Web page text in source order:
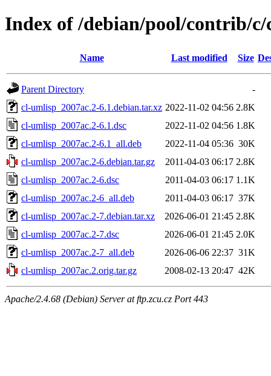
Index of /debian/pool/contrib/
Name Last modified Size
Parent Directory
-
cl-umlisp_2007ac.2-6.1.debian.tar.xz 2022-11-02 04:56 2.8K
cl-umlisp_2007ac.2-6.1.dsc
2022-11-02 04:56 1.8K
cl-umlisp_2007ac.2-6.1_all.deb
2022-11-04 05:36 30K
cl-umlisp_2007ac.2-6.debian.tar.gz
2011-04-03 06:17 2.8K
cl-umlisp_2007ac.2-6.dsc
2011-04-03 06:17 1.1K
cl-umlisp_2007ac.2-6_all.deb
2011-04-03 06:17 37K
cl-umlisp_2007ac.2-7.debian.tar.xz
2026-06-01 21:45 2.8K
cl-umlisp_2007ac.2-7.dsc
2026-06-01 21:45 2.0K
cl-umlisp_2007ac.2-7_all.deb
2026-06-06 22:37 31K
cl-umlisp_2007ac.2.orig.tar.gz
2008-02-13 20:47 42K
Apache/2.4.68 (Debian) Server at ftp.zcu.cz Port 443